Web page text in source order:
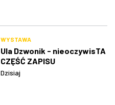
WYSTAWA
Ula Dzwonik - nieoczywisTA
CZĘŚĆ ZAPISU
Dzisiaj